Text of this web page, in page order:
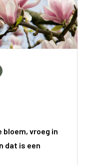
bloem, vroeg in
dat is een